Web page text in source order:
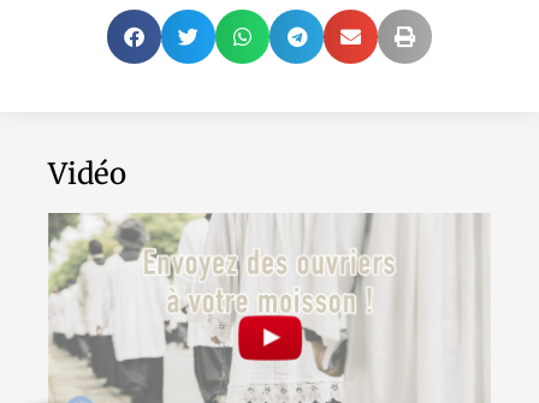
Vidéo